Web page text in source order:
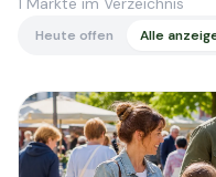
Heute offen Alle